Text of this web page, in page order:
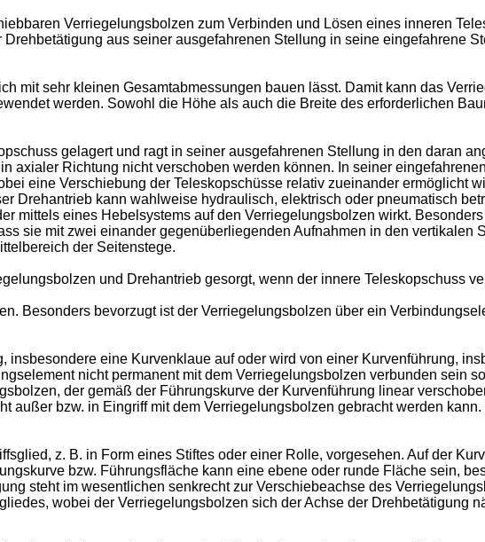
Verriegelungsbolzen zum Verbinden und Lösen eines inneren
aus seiner ausgefahrenen Stellung in seine eingefahrene
mit sehr kleinen Gesamtabmessungen bauen lässt. Damit kann das
werden. Sowohl die Höhe als auch die Breite des erforderlichen
gelagert und ragt in seiner ausgefahrenen Stellung in den daran
axialer Richtung nicht verschoben werden können. In seiner
eine Verschiebung der Teleskopschüsse relativ zueinander ermöglicht
Drehantrieb kann wahlweise hydraulisch, elektrisch oder pneumatisch
mittels eines Hebelsystems auf den Verriegelungsbolzen wirkt.
sie mit zwei einander gegenüberliegenden Aufnahmen in den vertikalen
der Seitenstege.
und Drehantrieb gesorgt, wenn der innere Teleskopschuss
Besonders bevorzugt ist der Verriegelungsbolzen über ein
eine Kurvenklaue auf oder wird von einer Kurvenführung,
nicht permanent mit dem Verriegelungsbolzen verbunden sein
der gemäß der Führungskurve der Kurvenführung linear
bzw. in Eingriff mit dem Verriegelungsbolzen gebracht werden
z. B. in Form eines Stiftes oder einer Rolle, vorgesehen. Auf der
bzw. Führungsfläche kann eine ebene oder runde Fläche sein,
steht im wesentlichen senkrecht zur Verschiebeachse des
wobei der Verriegelungsbolzen sich der Achse der Drehbetätigung